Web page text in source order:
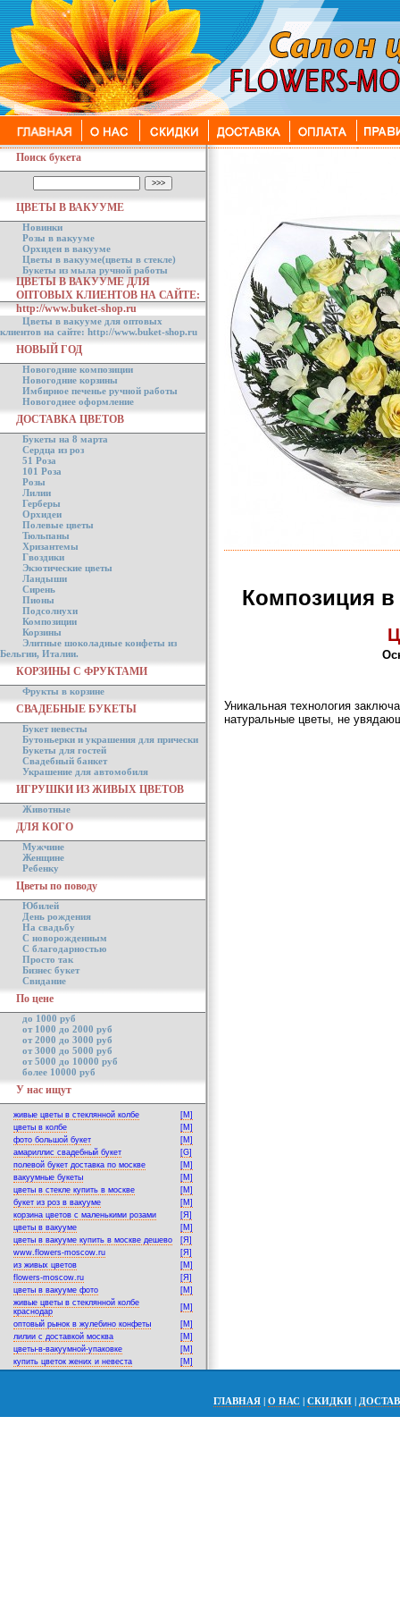
Поиск букета
ЦВЕТЫ В ВАКУУМЕ
Новинки
Розы в вакууме
Орхидеи в вакууме
Цветы в вакууме(цветы в стекле)
Букеты из мыла ручной работы
ЦВЕТЫ В ВАКУУМЕ ДЛЯ
ОПТОВЫХ КЛИЕНТОВ НА САЙТЕ:
http://www.buket-shop.ru
Цветы в вакууме для оптовых
клиентов на сайте: http://www.buket-shop.ru
НОВЫЙ ГОД
Новогодние композиции
Новогодние корзины
Имбирное печенье ручной работы
Новогоднее оформление
ДОСТАВКА ЦВЕТОВ
Букеты на 8 марта
Сердца из роз
51 Роза
101 Роза
Розы
Лилии
Герберы
Орхидеи
Полевые цветы
Тюльпаны
Хризантемы
Гвоздики
Экзотические цветы
Ландыши
Сирень
Пионы
Подсолнухи
Композиции
Корзины
Элитные шоколадные конфеты из
Бельгии, Италии.
КОРЗИНЫ С ФРУКТАМИ
Фрукты в корзине
СВАДЕБНЫЕ БУКЕТЫ
Букет невесты
Бутоньерки и украшения для прически
Букеты для гостей
Свадебный банкет
Украшение для автомобиля
ИГРУШКИ ИЗ ЖИВЫХ ЦВЕТОВ
Животные
ДЛЯ КОГО
Мужчине
Женщине
Ребенку
Цветы по поводу
Юбилей
День рождения
На свадьбу
С новорожденным
С благодарностью
Просто так
Бизнес букет
Свидание
По цене
до 1000 руб
от 1000 до 2000 руб
от 2000 до 3000 руб
от 3000 до 5000 руб
от 5000 до 10000 руб
более 10000 руб
У нас ищут
живые цветы в стеклянной колбе
[M]
цветы в колбе
[M]
фото большой букет
[M]
амариллис свадебный букет
[G]
полевой букет доставка по москве
[M]
вакуумные букеты
[M]
цветы в стекле купить в москве
[M]
букет из роз в вакууме
[M]
корзина цветов с маленькими розами
[Я]
цветы в вакууме
[M]
цветы в вакууме купить в москве дешево
[Я]
www.flowers-moscow.ru
[Я]
из живых цветов
[M]
flowers-moscow.ru
[Я]
цветы в вакууме фото
[M]
живые цветы в стеклянной колбе
краснодар
[M]
оптовый рынок в жулебино конфеты
[M]
лилии с доставкой москва
[M]
цветы-в-вакуумной-упаковке
[M]
купить цветок жених и невеста
[M]
Композиция
Уникальная технология
натуральные цветы, не
ГЛАВНАЯ | О НАС | СКИДКИ |